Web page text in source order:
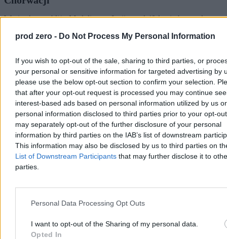
prod zero - Do Not Process My Personal Information
If you wish to opt-out of the sale, sharing to third parties, or
your personal or sensitive information for targeted advertising by
please use the below opt-out section to confirm your selection.
that after your opt-out request is processed you may continue
interest-based ads based on personal information utilized by us or
personal information disclosed to third parties prior to your opt-
may separately opt-out of the further disclosure of your personal
information by third parties on the IAB’s list of downstream
This information may also be disclosed by us to third parties on
List of Downstream Participants that may further disclose it to
parties.
Personal Data Processing Opt Outs
I want to opt-out of the Sharing of my personal data.
Opted In
W piątek w pobliżu Medulinu na Istrii zmarł 40-letni obywatel
ponad 20 metrów. Mężczyznę przewieziono łodzią do zatoki Polje,
Aleksandra Cieślik
Wczoraj 19:08
2 min
Reklama
Reklama